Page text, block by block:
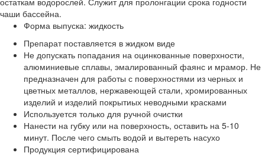
чаши бассейна.
Форма выпуска: жидкость
Препарат поставляется в жидком виде
Не допускать попадания на оцинкованные поверхности,
алюминиевые сплавы, эмалированный фаянс и мрамор. Не
предназначен для работы с поверхностями из черных и
цветных металлов, нержавеющей стали, хромированных
изделий и изделий покрытиых неводными красками
Используется только для ручной очистки
Нанести на губку или на поверхность, оставить на 5-10
минут. После чего смыть водой и вытереть насухо
Продукция сертифицирована